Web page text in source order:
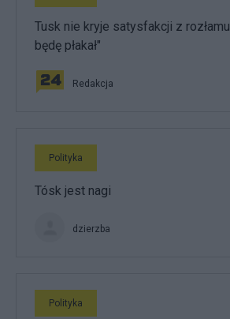
Tusk nie kryje satysfakcji z
będę płakał"
Redakcja
Polityka
Tósk jest nagi
dzierzba
Polityka